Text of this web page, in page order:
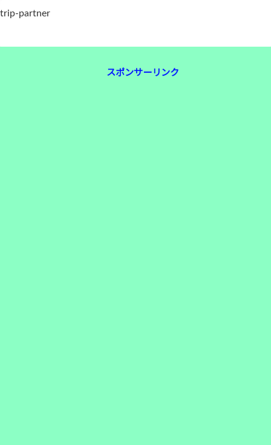
trip-partner
スポンサーリンク